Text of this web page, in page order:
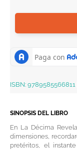
ISBN: 9789585566811
SINOPSIS DEL LIBRO
En La Décima
dimensiones,
pretéritos, el